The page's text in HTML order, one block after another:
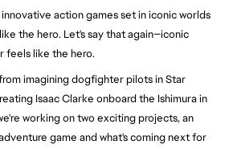
action games set in iconic worlds
the hero. Let's say that again—iconic
feels like the hero.
imagining dogfighter pilots in Star
Isaac Clarke onboard the Ishimura in
working on two exciting projects, an
game and what's coming next for